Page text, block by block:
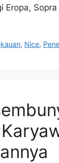
Eropa,
, Nice,